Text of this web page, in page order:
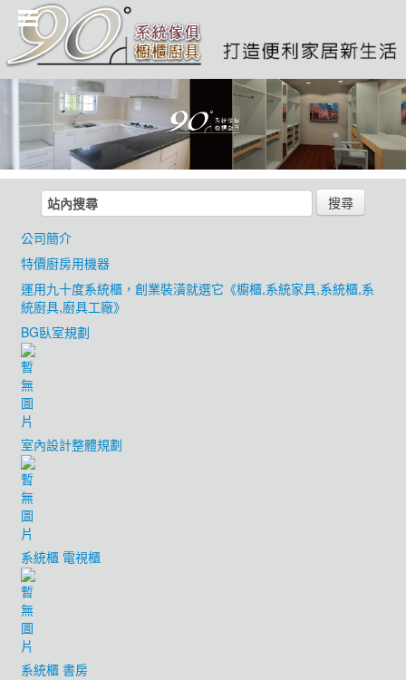
搜尋
公司簡介
特價廚房用機器
運用九十度系統櫃，創業裝潢就選它《櫥櫃,系統家具,系統櫃,系
統廚具,廚具工廠》
BG臥室規劃
室內設計整體規劃
系統櫃 電視櫃
系統櫃 書房